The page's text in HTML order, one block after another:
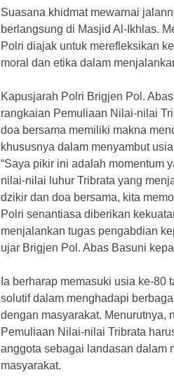
Suasana khidmat mewarnai
berlangsung di Masjid Al-Ikhlas.
Polri diajak untuk merefleksikan
moral dan etika dalam
Kapusjarah Polri Brigjen Pol.
rangkaian Pemuliaan Nilai-nilai
doa bersama memiliki makna
khususnya dalam menyambut
“Saya pikir ini adalah momentum
nilai-nilai luhur Tribrata yang
dzikir dan doa bersama, kita
Polri senantiasa diberikan
menjalankan tugas pengabdian
ujar Brigjen Pol. Abas Basuni
Ia berharap memasuki usia ke-80
solutif dalam menghadapi
dengan masyarakat. Menurutnya,
Pemuliaan Nilai-nilai Tribrata
anggota sebagai landasan dalam
masyarakat.